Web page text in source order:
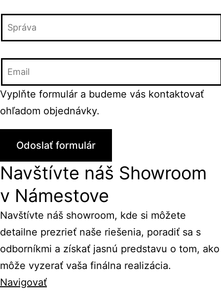
Vyplňte formulár a budeme vás kontaktovať
ohľadom objednávky.
Navštívte náš Showroom
v Námestove
Navštívte náš showroom, kde si môžete
detailne prezrieť naše riešenia, poradiť sa s
odborníkmi a získať jasnú predstavu o tom, ako
môže vyzerať vaša finálna realizácia.
Navigovať